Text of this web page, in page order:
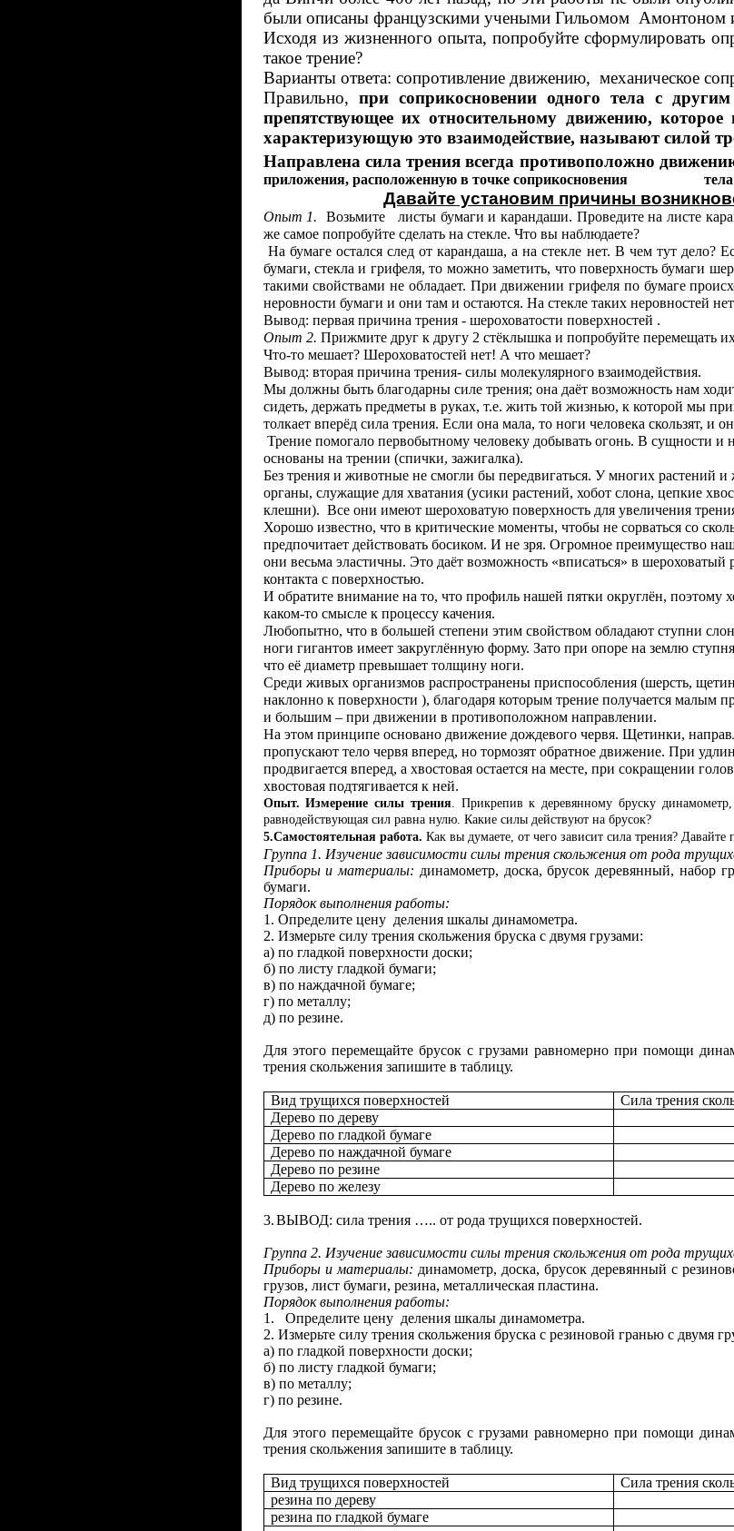
были описаны французскими учеными Гильомом
Исходя из жизненного опыта, попробуйте сформулировать
такое трение?
Варианты ответа: сопротивление движению, механическое
Правильно, при соприкосновении одного тела с другим
препятствующее их относительному движению,
характеризующую это взаимодействие, называют силой
Направлена сила трения всегда противоположно
приложения, расположенную в точке соприкосновения тела с
Давайте установим причины
Опыт 1. Возьмите листы бумаги и карандаши. Проведите на листе
же самое попробуйте сделать на стекле. Что вы наблюдаете?
На бумаге остался след от карандаша, а на стекле нет. В чем тут дело?
бумаги, стекла и грифеля, то можно заметить, что поверхность бумаги
такими свойствами не обладает. При движении грифеля по бумаге
неровности бумаги и они там и остаются. На стекле таких неровностей
Вывод: первая причина трения - шероховатости поверхностей .
Опыт 2. Прижмите друг к другу 2 стёклышка и попробуйте перемещать
Что-то мешает? Шероховатостей нет! А что мешает?
Вывод: вторая причина трения- силы молекулярного взаимодействия.
Мы должны быть благодарны силе трения; она даёт возможность нам
сидеть, держать предметы в руках, т.е. жить той жизнью, к которой мы
толкает вперёд сила трения. Если она мала, то ноги человека скользят, и
Трение помогало первобытному человеку добывать огонь. В сущности и
основаны на трении (спички, зажигалка).
Без трения и животные не смогли бы передвигаться. У многих растений
органы, служащие для хватания (усики растений, хобот слона, цепкие
клешни). Все они имеют шероховатую поверхность для увеличения
Хорошо известно, что в критические моменты, чтобы не сорваться со
предпочитает действовать босиком. И не зря. Огромное преимущество
они весьма эластичны. Это даёт возможность «вписаться» в шероховатый
контакта с поверхностью.
И обратите внимание на то, что профиль нашей пятки округлён, поэтому
каком-то смысле к процессу качения.
Любопытно, что в большей степени этим свойством обладают ступни
ноги гигантов имеет закруглённую форму. Зато при опоре на землю
что её диаметр превышает толщину ноги.
Среди живых организмов распространены приспособления (шерсть,
наклонно к поверхности ), благодаря которым трение получается малым
и большим – при движении в противоположном направлении.
На этом принципе основано движение дождевого червя. Щетинки,
пропускают тело червя вперед, но тормозят обратное движение. При
продвигается вперед, а хвостовая остается на месте, при сокращении
хвостовая подтягивается к ней.
Опыт. Измерение силы трения. Прикрепив к деревянному бруску
равнодействующая сил равна нулю. Какие силы действуют на брусок?
5.Самостоятельная работа. Как вы думаете, от чего зависит сила трения?
Группа 1. Изучение зависимости силы трения скольжения от рода
Приборы и материалы: динамометр, доска, брусок деревянный, набор
бумаги.
Порядок выполнения работы:
1. Определите цену деления шкалы динамометра.
2. Измерьте силу трения скольжения бруска с двумя грузами:
а) по гладкой поверхности доски;
б) по листу гладкой бумаги;
в) по наждачной бумаге;
г) по металлу;
д) по резине.
Для этого перемещайте брусок с грузами равномерно при помощи
трения скольжения запишите в таблицу.
Вид трущихся поверхностей
Сила трения
Дерево по дереву
Дерево по гладкой бумаге
Дерево по наждачной бумаге
Дерево по резине
Дерево по железу
3.ВЫВОД: сила трения ….. от рода трущихся поверхностей.
Группа 2. Изучение зависимости силы трения скольжения от рода
Приборы и материалы: динамометр, доска, брусок деревянный с
грузов, лист бумаги, резина, металлическая пластина.
Порядок выполнения работы:
1.
Определите цену деления шкалы динамометра.
2. Измерьте силу трения скольжения бруска с резиновой гранью с двумя
а) по гладкой поверхности доски;
б) по листу гладкой бумаги;
в) по металлу;
г) по резине.
Для этого перемещайте брусок с грузами равномерно при помощи
трения скольжения запишите в таблицу.
Вид трущихся поверхностей
Сила трения
резина по дереву
резина по гладкой бумаге